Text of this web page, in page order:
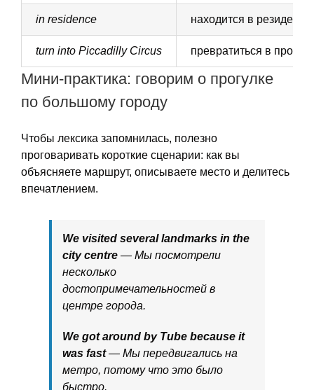
in residence находится в
turn into Piccadilly Circus превратиться в
Мини-практика: говорим о прогулке
по большому городу
Чтобы лексика запомнилась, полезно
проговаривать короткие сценарии: как вы
объясняете маршрут, описываете место и делитесь
впечатлением.
We visited several landmarks in the
city centre — Мы посмотрели
несколько
достопримечательностей в
центре города.
We got around by Tube because it
was fast— Мы передвигались на
метро, потому что это было
быстро.